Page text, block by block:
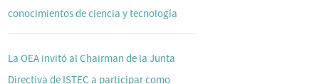
conocimientos de ciencia y tecnología
La OEA invitó al Chairman de la Junta
Directiva de ISTEC a participar como